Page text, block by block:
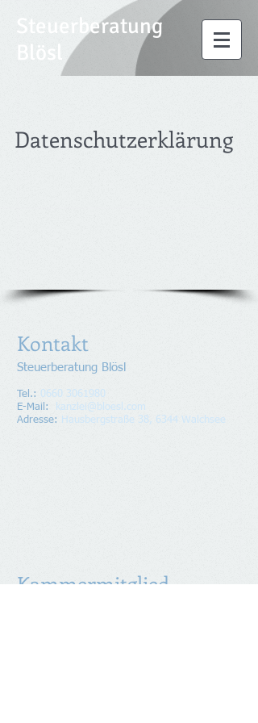
Steuerberatung
Blösl
Datenschutzerklärung
Steuerberatung Blösl
Tel.: 0660 3061980
E-Mail:
kanzlei@bloesl.com
Adresse: Hausbergstraße 38, 6344 Walchsee
Kontakt
Kammermitglied